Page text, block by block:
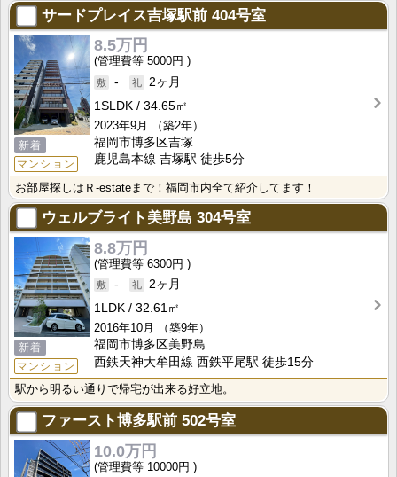
サードプレイス吉塚駅前 404号室
新着
マンション
8.5万円
5000円
-
2ヶ月
1SLDK
34.65㎡
2023年9月
（築2年）
福岡市博多区吉塚
鹿児島本線 吉塚駅 徒歩5分
お部屋探しはＲ-estateまで！福岡市内全て紹介してます！
ウェルブライト美野島 304号室
新着
マンション
8.8万円
6300円
-
2ヶ月
1LDK
32.61㎡
2016年10月
（築9年）
福岡市博多区美野島
西鉄天神大牟田線 西鉄平尾駅 徒歩15分
駅から明るい通りで帰宅が出来る好立地。
ファースト博多駅前 502号室
10.0万円
10000円